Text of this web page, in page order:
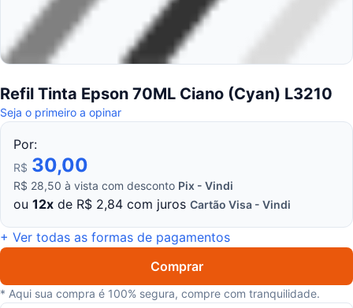
Refil Tinta Epson 70ML Ciano (Cyan) L3210
Seja o primeiro a opinar
Por:
R$ 30,00
R$ 28,50 à vista com desconto Pix - Vindi
ou 12x de R$ 2,84 com juros Cartão Visa - Vindi
+ Ver todas as formas de pagamentos
Comprar
* Aqui sua compra é 100% segura, compre com tranquilidade.